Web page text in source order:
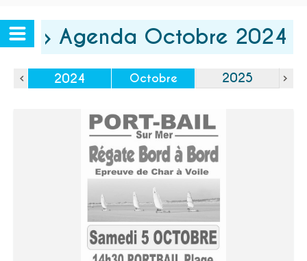
› Agenda Octobre 2024
2024 Octobre 2025